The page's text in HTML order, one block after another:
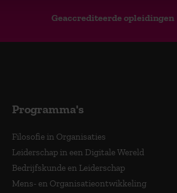
Geaccrediteerde opleidingen
Programma's
Filosofie in Organisaties
Leiderschap in een Digitale Wereld
Bedrijfskunde en Leiderschap
Mens- en Organisatieontwikkeling